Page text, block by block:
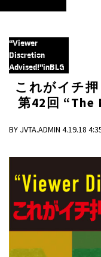
“Viewer
Discretion
Advised!”inBLG
これがイチ
第42回
BY JVTA.ADMIN 4.19.18